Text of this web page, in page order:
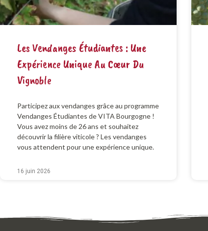
Les Vendanges Étudiantes : Une
Expérience Unique Au Cœur Du
Vignoble
Participez aux vendanges grâce au programme
Vendanges Étudiantes de VITA Bourgogne !
Vous avez moins de 26 ans et souhaitez
découvrir la filière viticole ? Les vendanges
vous attendent pour une expérience unique.
16 juin 2026